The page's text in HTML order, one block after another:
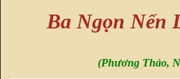
Ba Ngọn Nến
(Phương Thảo,